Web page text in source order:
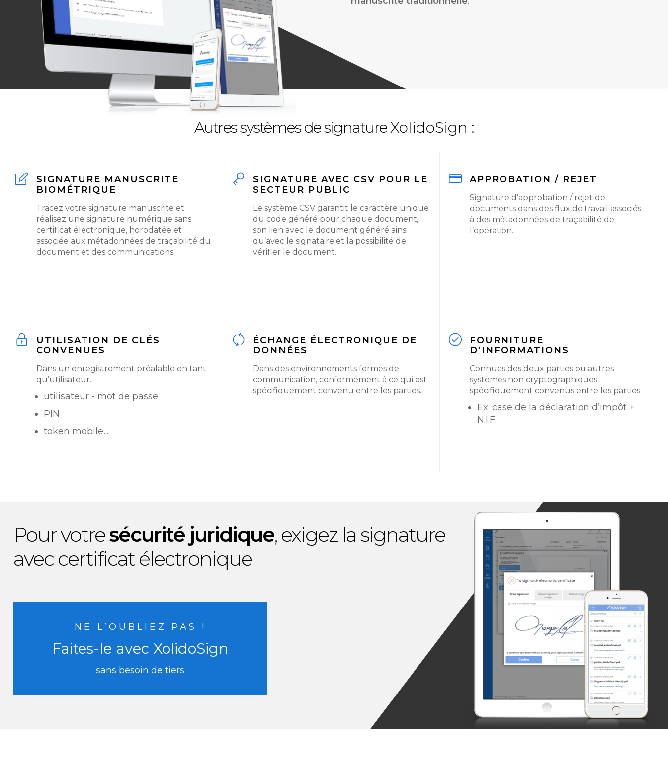
Autres systèmes de signatureXolidoSign :
SIGNATURE MANUSCRITE
BIOMÉTRIQUE
Tracez votre signature manuscrite et
réalisez une signature numérique sans
certificat électronique, horodatée et
associée aux métadonnées de traçabilité du
document et des communications.
SIGNATURE AVEC CSV POUR LE
SECTEUR PUBLIC
Le système CSV garantit le caractère unique
du code généré pour chaque document,
son lien avec le document généré ainsi
qu’avec le signataire et la possibilité de
vérifier le document.
APPROBATION / REJET
Signature d’approbation / rejet de
documents dans des flux de travail associés
à des métadonnées de traçabilité de
l’opération.
UTILISATION DE CLÉS
CONVENUES
Dans un enregistrement préalable en tant
qu’utilisateur.
utilisateur - mot de passe
PIN
token mobile,...
ÉCHANGE ÉLECTRONIQUE DE
DONNÉES
Dans des environnements fermés de
communication, conformément à ce qui est
spécifiquement convenu entre les parties.
FOURNITURE
D’INFORMATIONS
Connues des deux parties ou autres
systèmes non cryptographiques
spécifiquement convenus entre les parties.
Ex. case de la déclaration d’impôt +
N.I.F.
Pour votresécurité juridique, exigez la signature
avec certificat électronique
NE L’OUBLIEZ PAS !
Faites-le avec XolidoSign
sans besoin de tiers